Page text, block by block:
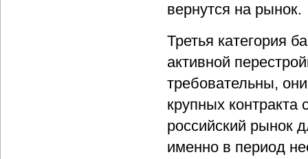
вернутся на рынок.
Третья категория
активной
требовательны,
крупных
российский рынок
именно в период